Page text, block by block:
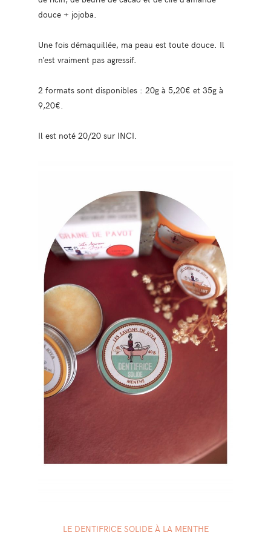
douce + jojoba.
Une fois démaquillée, ma peau est toute douce. Il
n’est vraiment pas agressif.
2 formats sont disponibles : 20g à 5,20€ et 35g à
9,20€.
Il est noté 20/20 sur INCI.
LE DENTIFRICE SOLIDE À LA MENTHE